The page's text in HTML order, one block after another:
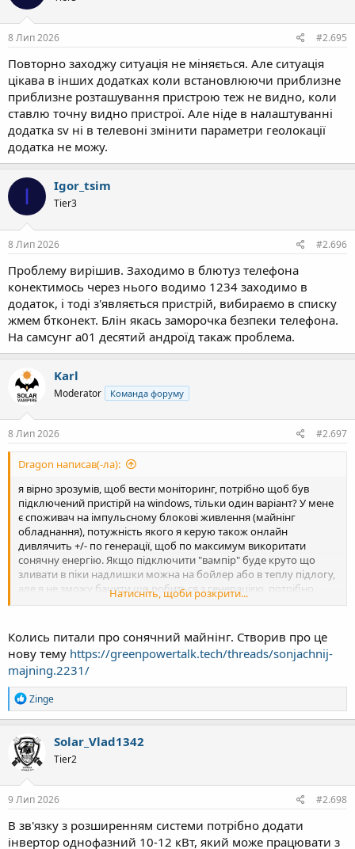
8 Лип 2026 #2.695
Повторно заходжу ситуація не міняється. Але ситуація
цікава в інших додатках коли встановлюючи приблизне
приблизне розташування пристрою теж не видно, коли
ставлю точну видно пристрої. Але ніде в налаштуванні
додатка sv ні в телевоні змінити параметри геолокації
додатка не можу.
I Igor_tsim
Tier3
8 Лип 2026 #2.696
Проблему вирішив. Заходимо в блютуз телефона
конектимось через нього водимо 1234 заходимо в
додаток, і тоді з'являється пристрій, вибираємо в списку
жмем бтконект. Блін якась заморочка безпеки телефона.
На самсунг а01 десятий андроїд такаж проблема.
Karl
Moderator Команда форуму
8 Лип 2026 #2.697
Dragon написав(-ла):
я вірно зрозумів, щоб вести моніторинг, потрібно щоб був
підключений пристірй на windows, тільки один варіант? У мене
є споживач на імпульсному блокові живлення (майнінг
обладнання), потужність якого я керую також онлайн
дивлячить +/- по генерації, щоб по максимум викоритати
сонячну енергію. Якщо підключити "вампір" буде круто що
зливати в піки надлишки можна на бойлер або в теплу підлогу,
але я не зможу бачити що робиться з генерацією, потрібно
тільки підходити дивитися на екран інвертора... Чи можливо є
Натисніть, щоби розкрити...
Колись питали про сонячний майнінг. Створив про це
нову тему https://greenpowertalk.tech/threads/sonjachnij-
majning.2231/
Р
е
а
к
ц
і
ї
:
Zinge
Solar_Vlad1342
Tier2
9 Лип 2026 #2.698
В зв'язку з розширенням системи потрібно додати
інвертор однофазний 10-12 кВт, який може працювати з